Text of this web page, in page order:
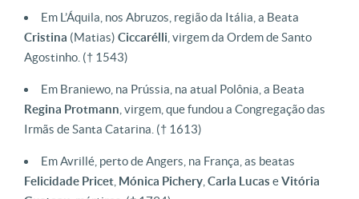
Em L’Áquila, nos Abruzos, região da Itália, a Beata
Cristina (Matias) Ciccarélli , virgem da Ordem de Santo
Agostinho. († 1543)
Em Braniewo, na Prússia, na atual Polônia, a Beata
Regina Protmann , virgem, que fundou a Congregação das
Irmãs de Santa Catarina. († 1613)
Em Avrillé, perto de Angers, na França, as beatas
Felicidade Pricet Mónica Pichery Carla Lucas eVitória